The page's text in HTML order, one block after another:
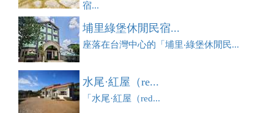
宿...
埔里綠堡休閒民宿...
座落在台灣中心的「埔里‧綠堡休閒民...
水尾·紅屋（re...
「水尾·紅屋（red...